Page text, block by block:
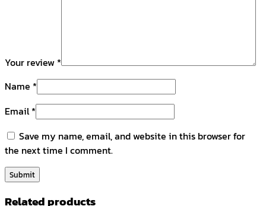
Your review *
Name *
Email*
Save my name, email, and website in this browser for
the next time I comment.
Related products